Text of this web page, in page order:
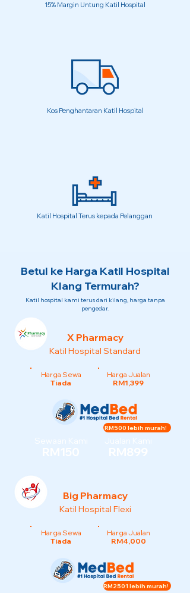
15% Margin Untung Katil Hospital
Kos Penghantaran Katil Hospital
Katil Hospital Terus kepada Pelanggan
Betul ke Harga Katil Hospital
Klang Termurah?
Katil hospital kami terus dari kilang, harga tanpa
pengedar.
X Pharmacy
Katil Hospital Standard
Harga Sewa
Tiada
Harga Jualan
RM1,399
Sewaan Kami
RM150
Jualan Kami
RM899
RM500 lebih murah!
Big Pharmacy
Katil Hospital Flexi
Harga Sewa
Tiada
Harga Jualan
RM4,000
RM2501 lebih murah!